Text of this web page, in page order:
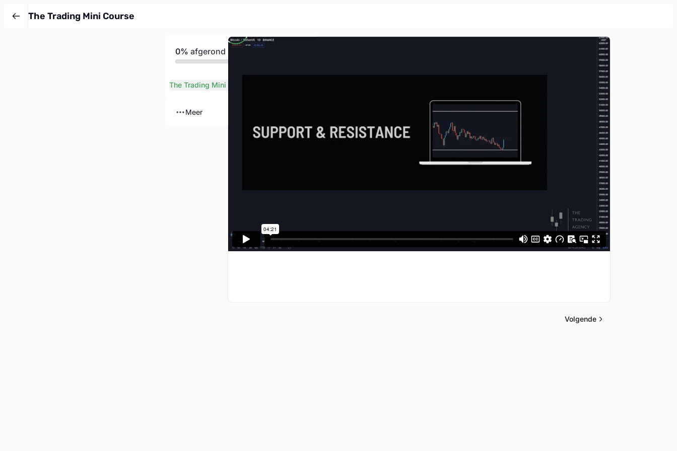
The Trading Mini Course
0% afgerond
The Trading Mini Course
Meer
Volgende